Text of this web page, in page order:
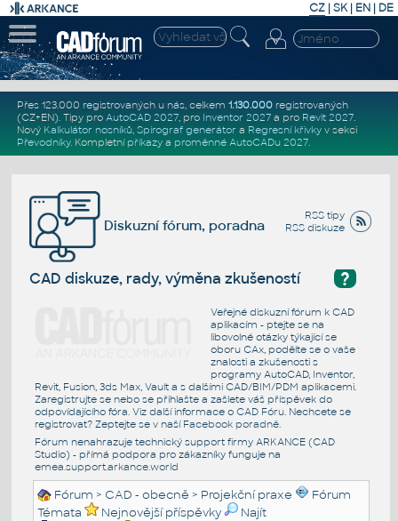
CZ | SK| EN | DE
Přes 123.000 registrovaných u nás, celkem 1.130.000registrovaných
(CZ+EN). Tipy pro AutoCAD 2027, pro Inventor 2027a pro Revit 2027.
Nový Kalkulátor nosníků, Spirograf generátor a Regresní křivkyv sekci
Převodníky. Kompletní příkazya proměnné AutoCADu 2027.
RSS tipy
RSS diskuze
Diskuzní fórum, poradna
?
CAD diskuze, rady, výměna zkušeností
Veřejné diskuzní fórum k CAD
aplikacím - ptejte se na
libovolné otázky týkající se
oboru CAx, podělte se o vaše
znalosti a zkušenosti s
programy AutoCAD, Inventor,
Revit, Fusion, 3ds Max, Vault a s dalšími CAD/BIM/PDM aplikacemi.
Zaregistrujte se nebo se přihlašte a zašlete váš příspěvek do
odpovídajícího fóra. Viz další informace o CAD Fóru. Nechcete se
registrovat? Zeptejte se v naší Facebook poradně.
Fórum nenahrazuje technický support firmy ARKANCE (CAD
Studio) - přímá podpora pro zákazníky funguje na
emea.support.arkance.world
Fórum > CAD - obecně > Projekční praxe
Fórum
Témata
Nejnovější příspěvky
Najít